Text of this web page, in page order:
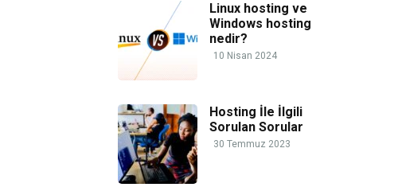
Linux hosting ve
Windows hosting
nedir?
10 Nisan 2024
Hosting İle İlgili
Sorulan Sorular
30 Temmuz 2023